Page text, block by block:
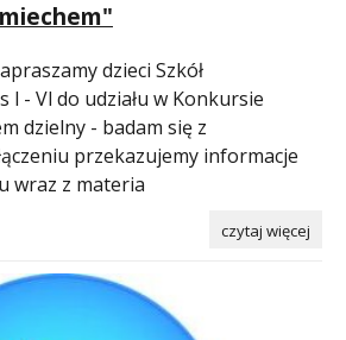
dzieci Szkół
l - Vl do udziału w Konkursie
dzielny - badam się z
przekazujemy informacje
wraz z materia
czytaj więcej